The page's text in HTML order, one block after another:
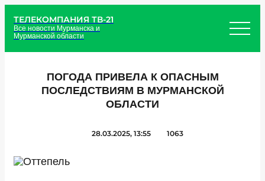
ТЕЛЕКОМПАНИЯ ТВ-21
Все новости Мурманска и
Мурманской области
ПОГОДА ПРИВЕЛА К ОПАСНЫМ
ПОСЛЕДСТВИЯМ В МУРМАНСКОЙ
ОБЛАСТИ
28.03.2025, 13:55 1063